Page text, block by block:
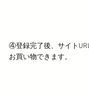
④登録完了後、サイト
お買い物できます。